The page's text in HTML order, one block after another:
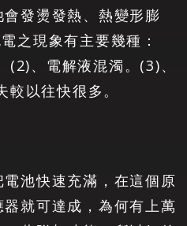
發燙發熱、熱變形膨
之現象有主要幾種：
、電解液混濁。(3)、
以往快很多。
池快速充滿，在這個原
就可達成，為何有上萬